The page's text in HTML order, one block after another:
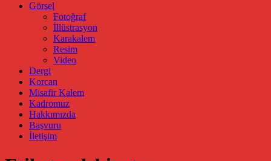
Görsel
Fotoğraf
İllüstrasyon
Karakalem
Resim
Video
Dergi
Korcan
Misafir Kalem
Kadromuz
Hakkımızda
Başvuru
İletişim